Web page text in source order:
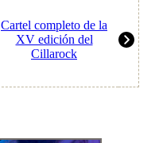
Cartel completo de la
XV edición del
Cillarock